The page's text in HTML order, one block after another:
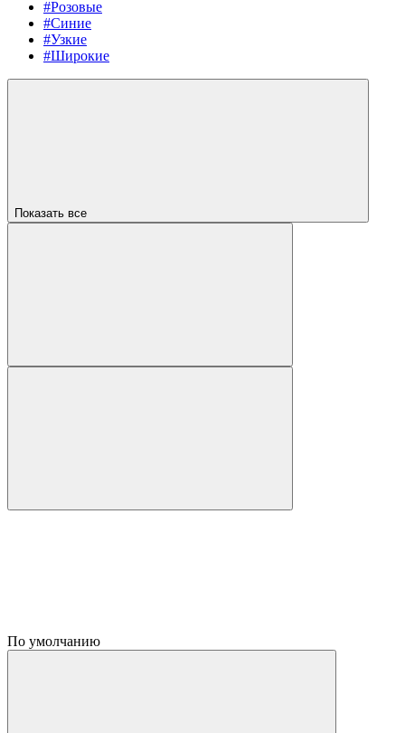
#Розовые
#Синие
#Узкие
#Широкие
Показать все
По умолчанию